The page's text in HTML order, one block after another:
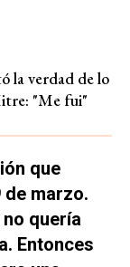
la verdad de lo
"Me fui"
que
marzo.
quería
Entonces